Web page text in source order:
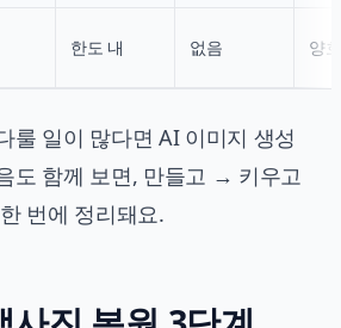
한도 내 없음 양호
룰 일이 많다면 AI 이미지 생성
도 함께 보면, 만들고 → 키우고
번에 정리돼요.